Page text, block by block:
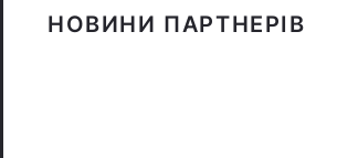
НОВИНИ ПАРТНЕРІВ